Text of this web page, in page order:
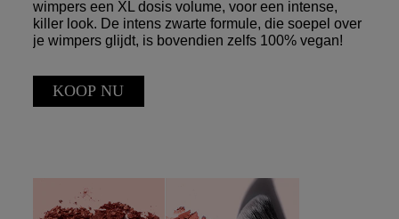
wimpers een XL dosis volume, voor een intense,
killer look. De intens zwarte formule, die soepel over
je wimpers glijdt, is bovendien zelfs 100% vegan!
KOOP NU